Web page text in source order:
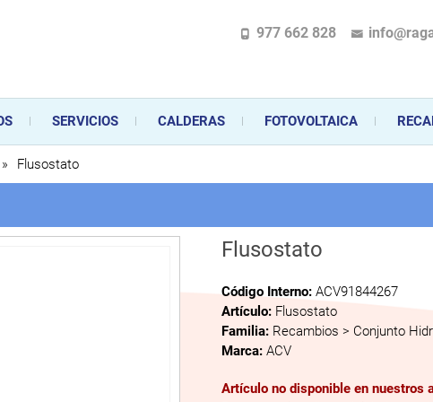
en la instalación, comercialización y mantenimiento de gas y
aparatos de gas, climatización o electrodomésticos, desde el asesoramiento
977 662 828
SERVICIOS CALDERAS FOTOVOLTAICA
» Flusostato
Flusostato
Código Interno:ACV91844267
Artículo: Flusostato
Familia: Recambios > Conjunto
Marca:ACV
Artículo no disponible en nuestros